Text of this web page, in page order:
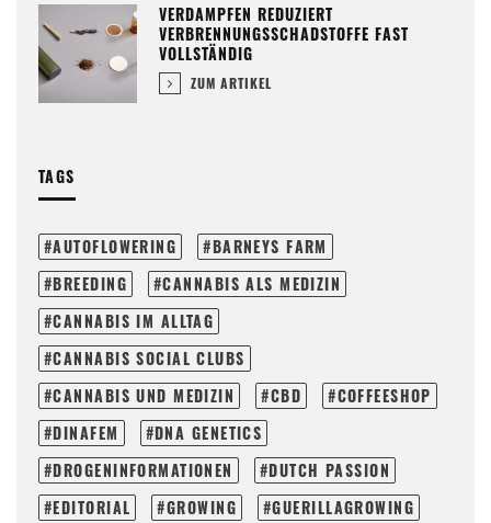
VERDAMPFEN REDUZIERT
VERBRENNUNGSSCHADSTOFFE FAST
VOLLSTÄNDIG
ZUM ARTIKEL
TAGS
AUTOFLOWERING
BARNEYS FARM
BREEDING
CANNABIS ALS MEDIZIN
CANNABIS IM ALLTAG
CANNABIS SOCIAL CLUBS
CANNABIS UND MEDIZIN
CBD
COFFEESHOP
DINAFEM
DNA GENETICS
DROGENINFORMATIONEN
DUTCH PASSION
EDITORIAL
GROWING
GUERILLAGROWING